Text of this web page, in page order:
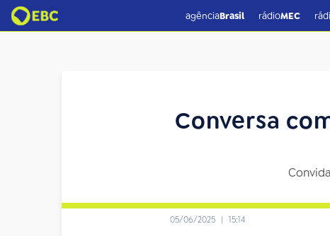
agênciaBrasil rádioMEC
Conversa
05/06/2025 | 15:14